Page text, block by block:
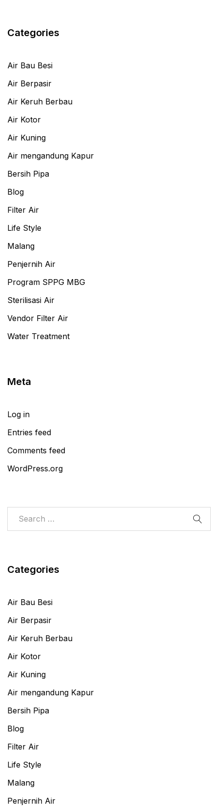
Categories
Air Bau Besi
Air Berpasir
Air Keruh Berbau
Air Kotor
Air Kuning
Air mengandung Kapur
Bersih Pipa
Blog
Filter Air
Life Style
Malang
Penjernih Air
Program SPPG MBG
Sterilisasi Air
Vendor Filter Air
Water Treatment
Meta
Log in
Entries feed
Comments feed
WordPress.org
Categories
Air Bau Besi
Air Berpasir
Air Keruh Berbau
Air Kotor
Air Kuning
Air mengandung Kapur
Bersih Pipa
Blog
Filter Air
Life Style
Malang
Penjernih Air